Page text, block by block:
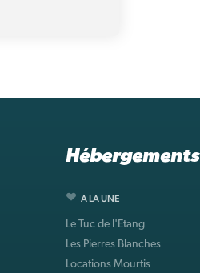
Hébergements
A LA UNE
Le Tuc de l'Etang
Les Pierres Blanches
Locations Mourtis